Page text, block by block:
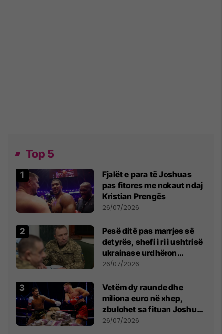
Top 5
Fjalët e para të Joshuas
pas fitores me nokaut ndaj
Kristian Prengës
26/07/2026
Pesë ditë pas marrjes së
detyrës, shefi i ri i ushtrisë
ukrainase urdhëron
kontroll të madh
26/07/2026
Vetëm dy raunde dhe
miliona euro në xhep,
zbulohet sa fituan Joshua
e Prenga
26/07/2026